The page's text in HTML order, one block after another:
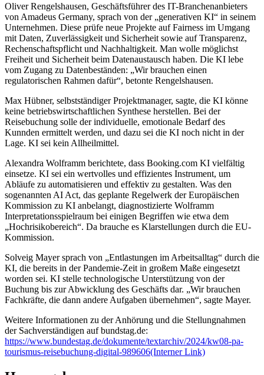
Oliver Rengelshausen, Geschäftsführer des IT-Branchenanbieters
von Amadeus Germany, sprach von der „generativen KI“ in seinem
Unternehmen. Diese prüfe neue Projekte auf Fairness im Umgang
mit Daten, Zuverlässigkeit und Sicherheit sowie auf Transparenz,
Rechenschaftspflicht und Nachhaltigkeit. Man wolle möglichst
Freiheit und Sicherheit beim Datenaustausch haben. Die KI lebe
vom Zugang zu Datenbeständen: „Wir brauchen einen
regulatorischen Rahmen dafür“, betonte Rengelshausen.
Max Hübner, selbstständiger Projektmanager, sagte, die KI könne
keine betriebswirtschaftlichen Synthese herstellen. Bei der
Reisebuchung solle der individuelle, emotionale Bedarf des
Kunnden ermittelt werden, und dazu sei die KI noch nicht in der
Lage. KI sei kein Allheilmittel.
Alexandra Wolframm berichtete, dass Booking.com KI vielfältig
einsetze. KI sei ein wertvolles und effizientes Instrument, um
Abläufe zu automatisieren und effektiv zu gestalten. Was den
sogenannten AI Act, das geplante Regelwerk der Europäischen
Kommission zu KI anbelangt, diagnostizierte Wolframm
Interpretationsspielraum bei einigen Begriffen wie etwa dem
„Hochrisikobereich“. Da brauche es Klarstellungen durch die EU-
Kommission.
Solveig Mayer sprach von „Entlastungen im Arbeitsalltag“ durch die
KI, die bereits in der Pandemie-Zeit in großem Maße eingesetzt
worden sei. KI stelle technologische Unterstützung von der
Buchung bis zur Abwicklung des Geschäfts dar. „Wir brauchen
Fachkräfte, die dann andere Aufgaben übernehmen“, sagte Mayer.
Weitere Informationen zu der Anhörung und die Stellungnahmen
der Sachverständigen auf bundstag.de:
https://www.bundestag.de/dokumente/textarchiv/2024/kw08-pa-
tourismus-reisebuchung-digital-989606(Interner Link)